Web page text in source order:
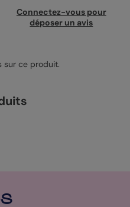
quotidien qui rappelle de
de ce mug
intime et chaleureux. Simple
Connectez-vous pour
déposer un avis
sur ce produit.